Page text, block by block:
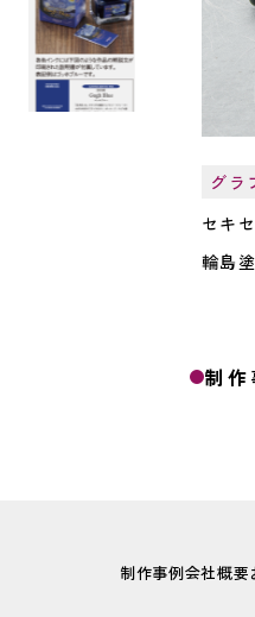
プロ
セキセイ株式会社
輪島塗 蒔絵 雅風®
制作
制作事例会社概要